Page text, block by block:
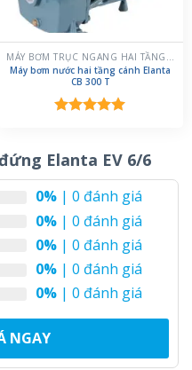
MÁY BƠM TRỤC NGANG HAI TẦNG CÁNH
Máy bơm nước hai tầng cánh Elanta
CB 300 T
5 sao
Elanta EV 6/6
0% | 0 đánh giá
0% | 0 đánh giá
0% | 0 đánh giá
0% | 0 đánh giá
0% | 0 đánh giá
NGAY